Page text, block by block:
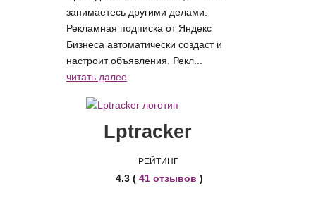
занимаетесь другими делами.
Рекламная подписка от Яндекс
Бизнеса автоматически создаст и
настроит объявления. Рекл...
читать далее
Lptracker
РЕЙТИНГ
4.3 ( 41 отзывов )